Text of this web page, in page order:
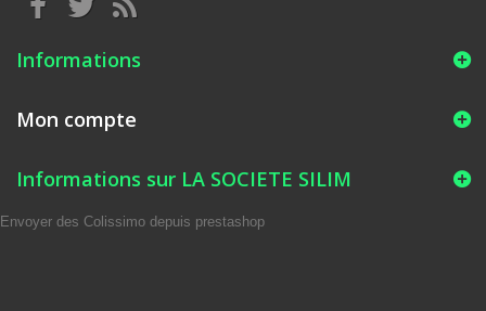
Informations
Mon compte
Informations sur LA SOCIETE SILIM
Envoyer des Colissimo depuis prestashop